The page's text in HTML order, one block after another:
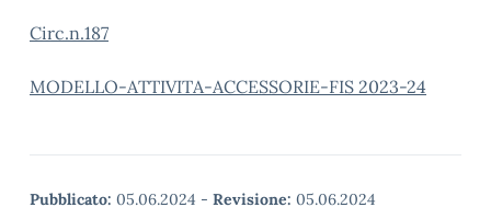
Circ.n.187
MODELLO-ATTIVITA-ACCESSORIE-FIS 2023-24
Pubblicato: 05.06.2024 - Revisione: 05.06.2024